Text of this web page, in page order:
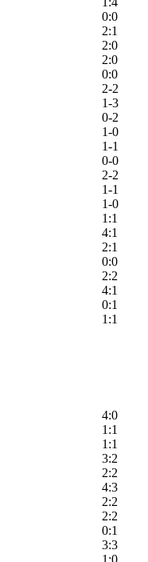
0:0
2:1
2:0
2:0
0:0
2-2
1-3
0-2
1-0
1-1
0-0
2-2
1-1
1-0
1:1
4:1
2:1
0:0
2:2
4:1
0:1
1:1
4:0
1:1
1:1
3:2
2:2
4:3
2:2
2:2
0:1
3:3